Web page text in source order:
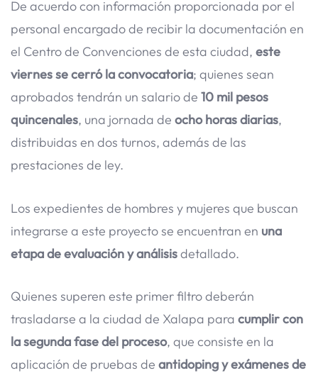
De acuerdo con información proporcionada por el
personal encargado de recibir la documentación en
el Centro de Convenciones de esta ciudad, este
viernes se cerró la convocatoria; quienes sean
aprobados tendrán un salario de 10 mil pesos
quincenales, una jornada de ocho horas diarias,
distribuidas en dos turnos, además de las
prestaciones de ley.
Los expedientes de hombres y mujeres que buscan
integrarse a este proyecto se encuentran en una
etapa de evaluación y análisisdetallado.
Quienes superen este primer filtro deberán
trasladarse a la ciudad de Xalapa para cumplir con
la segunda fase del proceso, que consiste en la
aplicación de pruebas de antidoping y exámenes de